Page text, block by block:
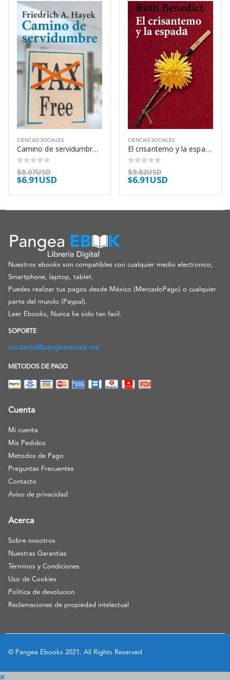
CIENCIAS SOCIALES
Camino de servidumbre – Friedrich A. Hayek
0out of 5
$8.07USD
$6.91USD
CIENCIAS SOCIALES
El crisantemo y la espada – Ruth Benedict
0out of 5
$9.82USD
$6.91USD
Nuestros ebooks son compatibles con cualquier medio electronico,
Smartphone, laptop, tablet.
Puedes realizar tus pagos desde México (MercadoPago) o cualquier
parte del mundo (Paypal).
Leer Ebooks, Nunca ha sido tan facil.
SOPORTE
contacto@pangeaebook.mx
METODOS DE PAGO
Cuenta
Mi cuenta
Mis Pedidos
Metodos de Pago
Preguntas Frecuentes
Contacto
Aviso de privacidad
Acerca
Sobre nosotros
Nuestras Garantías
Términos y Condiciones
Uso de Cookies
Politica de devolucion
Reclamaciones de propiedad intelectual
© Pangea Ebooks 2021. All Rights Reserved